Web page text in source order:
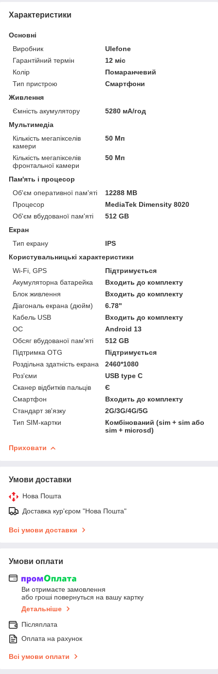
Характеристики
Основні
Виробник
Ulefone
Гарантійний термін
12 міс
Колір
Помаранчевий
Тип пристрою
Смартфони
Живлення
Ємність акумулятору
5280 мА/год
Мультимедіа
Кількість мегапікселів
камери
50 Мп
Кількість мегапікселів
фронтальної камери
50 Мп
Пам'ять і процесор
Об'єм оперативної пам'яті
12288 MB
Процесор
MediaTek Dimensity 8020
Об'єм вбудованої пам'яті
512 GB
Екран
Тип екрану
IPS
Користувальницькі характеристики
Wi-Fi, GPS
Підтримується
Акумуляторна батарейка
Входить до комплекту
Блок живлення
Входить до комплекту
Діагональ екрана (дюйм)
6.78"
Кабель USB
Входить до комплекту
ОС
Android 13
Обсяг вбудованої пам'яті
512 GB
Підтримка OTG
Підтримується
Роздільна здатність екрана
2460*1080
Роз'єми
USB type C
Сканер відбитків пальців
Є
Смартфон
Входить до комплекту
Стандарт зв'язку
2G/3G/4G/5G
Тип SIM-картки
Комбінований (sim + sim або
sim + microsd)
Приховати
Умови доставки
Нова Пошта
Доставка кур'єром "Нова Пошта"
Всі умови доставки
Умови оплати
Ви отримаєте замовлення
або гроші повернуться на вашу картку
Детальніше
Післяплата
Оплата на рахунок
Всі умови оплати